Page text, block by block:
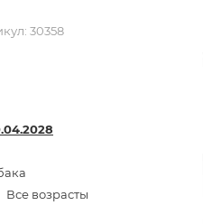
30358
Все возрасты